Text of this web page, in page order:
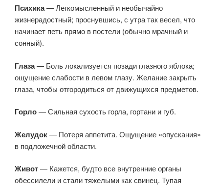
Психика— Легкомысленный и необычайно
жизнерадостный; проснувшись, с утра так весел, что
начинает петь прямо в постели (обычно мрачный и
сонный).
Глаза— Боль локализуется позади глазного яблока;
ощущение слабости в левом глазу. Желание закрыть
глаза, чтобы отгородиться от движущихся предметов.
Горло— Сильная сухость горла, гортани и губ.
Желудок— Потеря аппетита. Ощущение «опускания»
в подложечной области.
Живот— Кажется, будто все внутренние органы
обессилели и стали тяжелыми как свинец. Тупая